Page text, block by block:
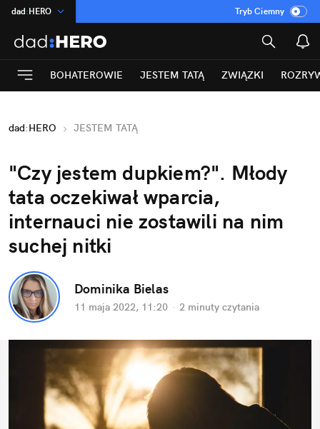
dad:HERO
:Temat
INN:Poland
ASZ:dziennik
Rozrywka
Tryb Ciemny
BOHATEROWIE JESTEM TATĄ ZWIĄZKI
dad:HERO JESTEM TATĄ
"Czy jestem dupkiem?". Młody
tata oczekiwał wparcia,
internauci nie zostawili na nim
suchej nitki
Dominika Bielas
11 maja 2022, 11:20 · 2 minuty czytania